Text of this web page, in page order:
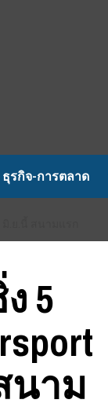
ธุรกิจ-การตลาด
5
นาม